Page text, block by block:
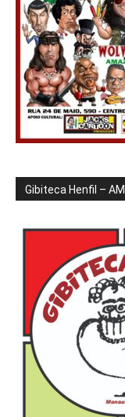
Gibiteca Henfil – AM